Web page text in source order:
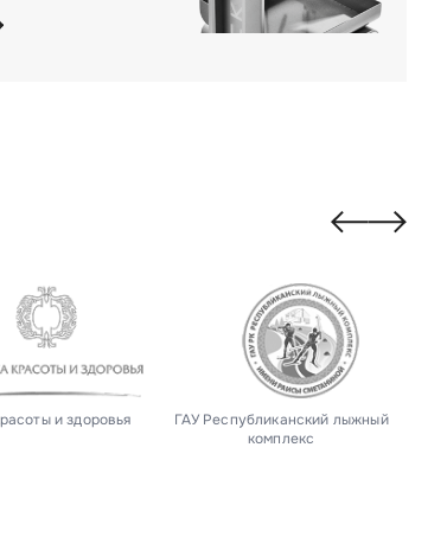
и здоровья
ГАУ Республиканский лыжный
комплекс